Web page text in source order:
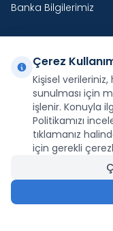
9.000,00
Banka Bilgilerimiz
Yurtdışı Kargo
Şirketimiz E-Fatura ve
kapsamındadır.
Facebook
X
Çerez
Kişisel
sunulması için
işlenir. Konuyla
Politikamızı
tıklamanız
için gerekli